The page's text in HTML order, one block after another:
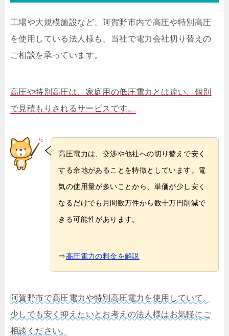
工場や大規模施設など、阿賀野市内で高圧や特別高圧
を使用している法人様も、当社で電力会社切り替えの
ご相談を承っています。
高圧や特別高圧は、家庭用の低圧電力とは違い、個別
で見積もりされるサービスです。
高圧電力は、交渉や他社への切り替えで安く
する余地があることを特徴としています。電
気の使用量が多いことから、単価が少し安く
なるだけでも月間数万件から数十万円削減で
きる可能性があります。
⇒高圧電力の料金を解説
阿賀野市で高圧電力や特別高圧電力を使用していて、
少しでも安く抑えたいとお考えの法人様はお気軽にご
相談ください。